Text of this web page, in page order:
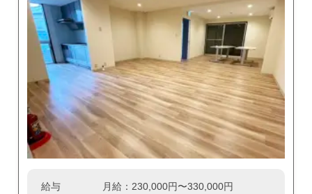
給与
月給：230,000円〜330,000円